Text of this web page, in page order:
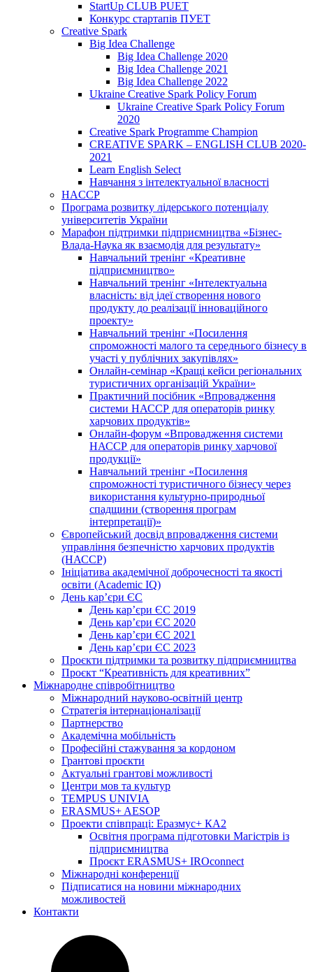
StartUp CLUB PUET
Конкурс стартапів ПУЕТ
Creative Spark
Big Idea Challenge
Big Idea Challenge 2020
Big Idea Challenge 2021
Big Idea Challenge 2022
Ukraine Creative Spark Policy Forum
Ukraine Creative Spark Policy Forum
2020
Creative Spark Programme Champion
CREATIVE SPARK – ENGLISH CLUB 2020-
2021
Learn English Select
Навчання з інтелектуальної власності
HACCP
Програма розвитку лідерського потенціалу
університетів України
Марафон підтримки підприємництва «Бізнес-
Влада-Наука як взаємодія для результату»
Навчальний тренінг «Креативне
підприємництво»
Навчальний тренінг «Інтелектуальна
власність: від ідеї створення нового
продукту до реалізації інноваційного
проекту»
Навчальний тренінг «Посилення
спроможності малого та середнього бізнесу в
участі у публічних закупівлях»
Онлайн-семінар «Кращі кейси регіональних
туристичних організацій України»
Практичний посібник «Впровадження
системи НАССР для операторів ринку
харчових продуктів»
Онлайн-форум «Впровадження системи
НАССР для операторів ринку харчової
продукції»
Навчальний тренінг «Посилення
спроможності туристичного бізнесу через
використання культурно-природньої
спадщини (створення програм
інтерпретації)»
Європейський досвід впровадження системи
управління безпечністю харчових продуктів
(НАССР)
Ініціатива академічної доброчесності та якості
освіти (Academic IQ)
День кар’єри ЄС
День кар’єри ЄС 2019
День кар’єри ЄС 2020
День кар’єри ЄС 2021
День кар’єри ЄС 2023
Проєкти підтримки та розвитку підприємництва
Проєкт “Креативність для креативних”
Міжнародне співробітництво
Міжнародний науково-освітній центр
Стратегія інтернаціоналізації
Партнерство
Академічна мобільність
Професійні стажування за кордоном
Грантові проєкти
Актуальні грантові можливості
Центри мов та культур
TEMPUS UNIVIA
ERASMUS+ AESOP
Проекти співпраці: Еразмус+ КА2
Освітня програма підготовки Магістрів із
підприємництва
Проєкт ERASMUS+ IROconnect
Міжнародні конференції
Підписатися на новини міжнародних
можливостей
Контакти